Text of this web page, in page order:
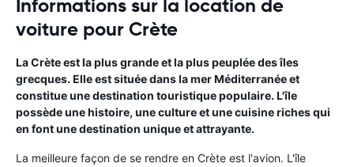
Informations sur la location de
voiture pour Crète
La Crète est la plus grande et la plus peuplée des îles
grecques. Elle est située dans la mer Méditerranée et
constitue une destination touristique populaire. L'île
possède une histoire, une culture et une cuisine riches qui
en font une destination unique et attrayante.
La meilleure façon de se rendre en Crète est l'avion. L'île